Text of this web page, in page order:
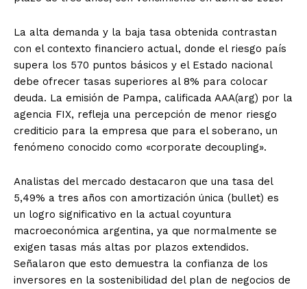
La alta demanda y la baja tasa obtenida contrastan
con el contexto financiero actual, donde el riesgo país
supera los 570 puntos básicos y el Estado nacional
debe ofrecer tasas superiores al 8% para colocar
deuda. La emisión de Pampa, calificada AAA(arg) por la
agencia FIX, refleja una percepción de menor riesgo
crediticio para la empresa que para el soberano, un
fenómeno conocido como «corporate decoupling».
Analistas del mercado destacaron que una tasa del
5,49% a tres años con amortización única (bullet) es
un logro significativo en la actual coyuntura
macroeconómica argentina, ya que normalmente se
exigen tasas más altas por plazos extendidos.
Señalaron que esto demuestra la confianza de los
inversores en la sostenibilidad del plan de negocios de